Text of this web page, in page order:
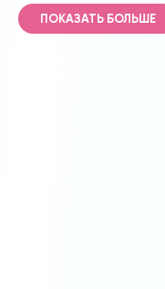
ПОКАЗАТЬ БОЛЬШЕ